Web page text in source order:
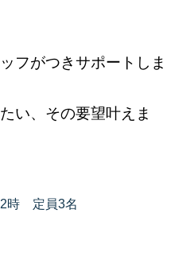
フがつきサポートしま
い、その要望叶えま
時 定員3名